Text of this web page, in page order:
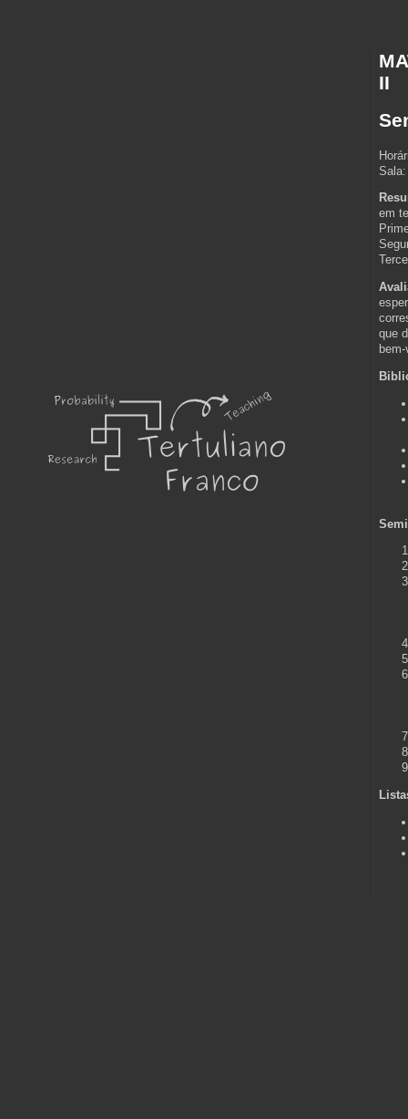
II
Sala:
em
que